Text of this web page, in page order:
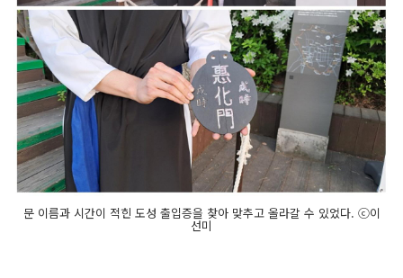
문 이름과 시간이 적힌 도성 출입증을 찾아 맞추고 올라갈 수 있었다. ⓒ이
선미